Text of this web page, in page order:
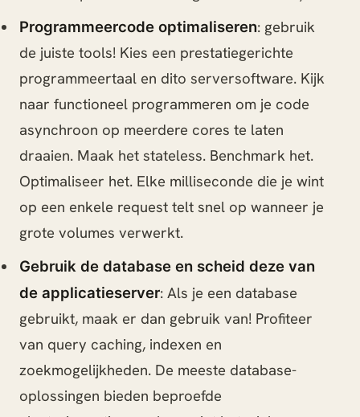
Programmeercode optimaliseren: gebruik
de juiste tools! Kies een prestatiegerichte
programmeertaal en dito serversoftware. Kijk
naar functioneel programmeren om je code
asynchroon op meerdere cores te laten
draaien. Maak het stateless. Benchmark het.
Optimaliseer het. Elke milliseconde die je wint
op een enkele request telt snel op wanneer je
grote volumes verwerkt.
Gebruik de database en scheid deze van
de applicatieserver: Als je een database
gebruikt, maak er dan gebruik van! Profiteer
van query caching, indexen en
zoekmogelijkheden. De meeste database-
oplossingen bieden beproefde